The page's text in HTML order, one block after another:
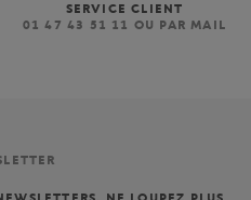
SERVICE CLIENT
01 47 43 51 11 OU PAR MAIL